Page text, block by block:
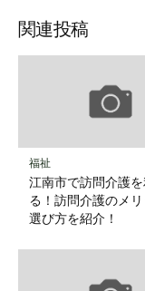
関連投稿
福祉
江南市で訪問介護
る！訪問介護のメ
選び方を紹介！